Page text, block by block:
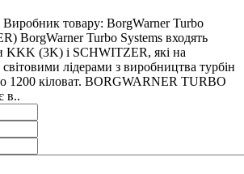
товару: BorgWarner Turbo
BorgWarner Turbo Systems входять
KKK (3K) і SCHWITZER, які на
лідерами з виробництва турбін
1200 кіловат. BORGWARNER TURBO
в..